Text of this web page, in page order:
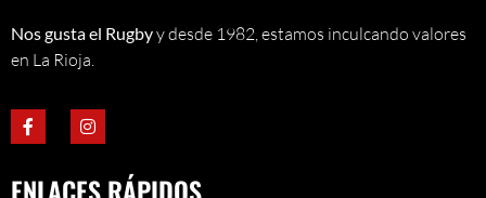
Nos gusta el Rugbyy desde 1982, estamos inculcando valores
en La Rioja.